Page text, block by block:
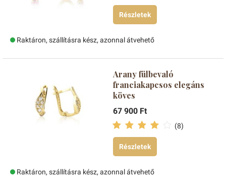
Részletek
Raktáron, szállításra kész, azonnal átvehető
Arany fülbevaló
franciakapcsos elegáns
köves
67 900 Ft
(8)
Részletek
Raktáron, szállításra kész, azonnal átvehető